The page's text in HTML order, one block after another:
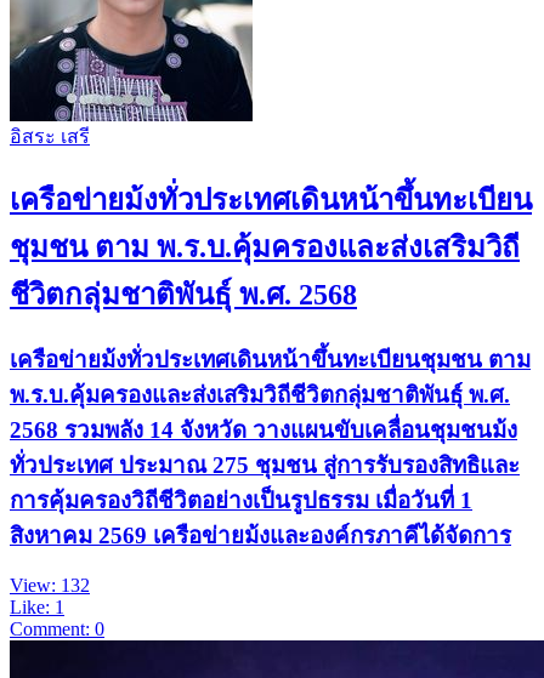
อิสระ เสรี
เครือข่ายม้งทั่วประเทศเดินหน้าขึ้นทะเบียน
ชุมชน ตาม พ.ร.บ.คุ้มครองและส่งเสริมวิถี
ชีวิตกลุ่มชาติพันธุ์ พ.ศ. 2568
เครือข่ายม้งทั่วประเทศเดินหน้าขึ้นทะเบียนชุมชน ตาม
พ.ร.บ.คุ้มครองและส่งเสริมวิถีชีวิตกลุ่มชาติพันธุ์ พ.ศ.
2568 รวมพลัง 14 จังหวัด วางแผนขับเคลื่อนชุมชนม้ง
ทั่วประเทศ ประมาณ 275 ชุมชน สู่การรับรองสิทธิและ
การคุ้มครองวิถีชีวิตอย่างเป็นรูปธรรม เมื่อวันที่ 1
สิงหาคม 2569 เครือข่ายม้งและองค์กรภาคีได้จัดการ
View: 132
Like: 1
Comment: 0